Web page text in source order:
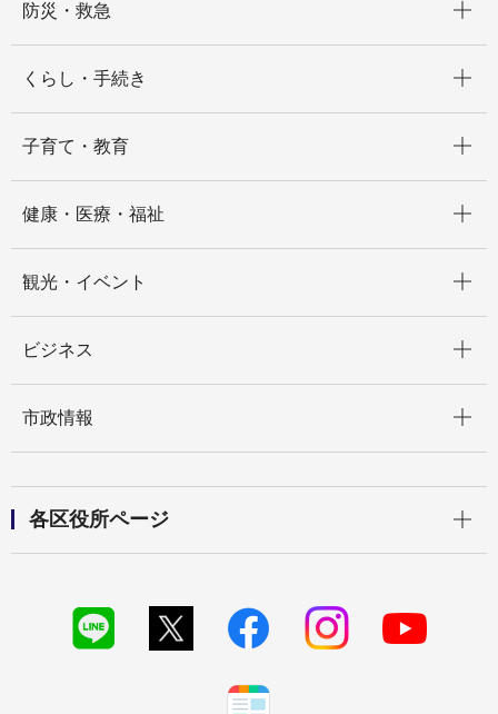
防災・救急
くらし・手続き
子育て・教育
健康・医療・福祉
観光・イベント
ビジネス
市政情報
各区役所ページ